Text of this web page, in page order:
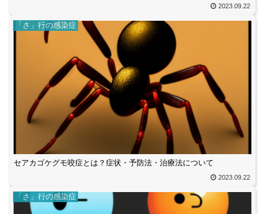
2023.09.22
「さ」行の感染症
セアカゴケグモ咬症とは？症状・予防法・治療法について
2023.09.22
「さ」行の感染症